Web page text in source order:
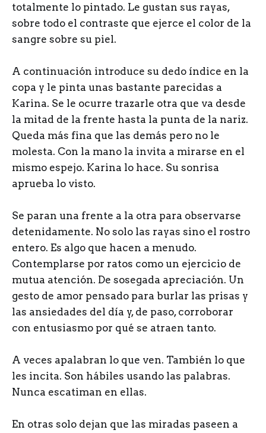
totalmente lo pintado. Le gustan sus rayas,
sobre todo el contraste que ejerce el color de la
sangre sobre su piel.
A continuación introduce su dedo índice en la
copa y le pinta unas bastante parecidas a
Karina. Se le ocurre trazarle otra que va desde
la mitad de la frente hasta la punta de la nariz.
Queda más fina que las demás pero no le
molesta. Con la mano la invita a mirarse en el
mismo espejo. Karina lo hace. Su sonrisa
aprueba lo visto.
Se paran una frente a la otra para observarse
detenidamente. No solo las rayas sino el rostro
entero. Es algo que hacen a menudo.
Contemplarse por ratos como un ejercicio de
mutua atención. De sosegada apreciación. Un
gesto de amor pensado para burlar las prisas y
las ansiedades del día y, de paso, corroborar
con entusiasmo por qué se atraen tanto.
A veces apalabran lo que ven. También lo que
les incita. Son hábiles usando las palabras.
Nunca escatiman en ellas.
En otras solo dejan que las miradas paseen a